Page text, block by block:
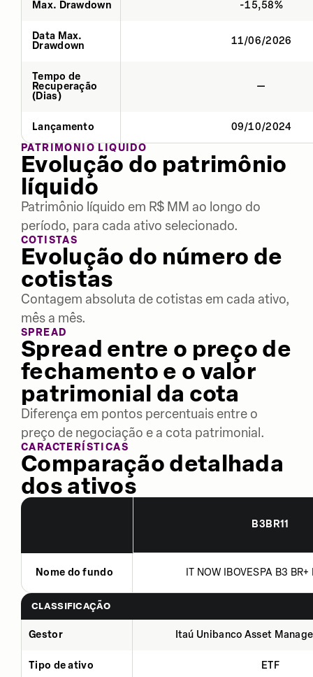
Max. Drawdown -15,58%
Data Max.
Drawdown
11/06/2026
Tempo de
Recuperação
(Dias)
—
Lançamento
09/10/2024
PATRIMÔNIO LÍQUIDO
Evolução do patrimônio
líquido
Patrimônio líquido em R$ MM ao longo do
período, para cada ativo selecionado.
COTISTAS
Evolução do número de
cotistas
Contagem absoluta de cotistas em cada ativo,
mês a mês.
SPREAD
Spread entre o preço de
fechamento e o valor
patrimonial da cota
Diferença em pontos percentuais entre o
preço de negociação e a cota patrimonial.
CARACTERÍSTICAS
Comparação detalhada
dos ativos
B3BR11
Nome do fundo IT NOW IBOVESPA B3
CLASSIFICAÇÃO
Gestor Itaú Unibanco Asset
Tipo de ativo ETF